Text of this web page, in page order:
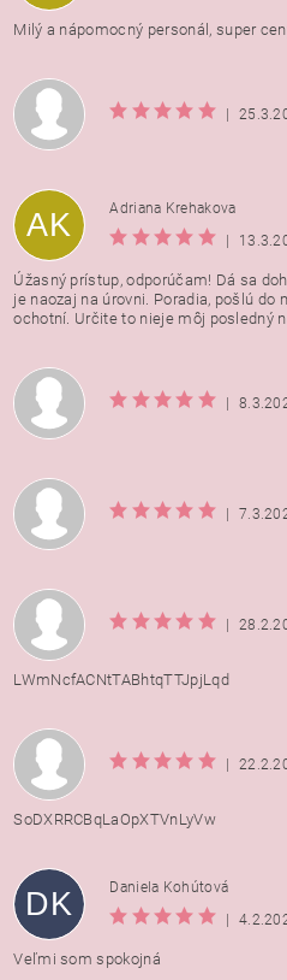
Milý a nápomocný personál, super
|
AK
Adriana Krehakova
|
Úžasný prístup, odporúčam! Dá sa
je naozaj na úrovni. Poradia, pošlú do
ochotní. Určite to nieje môj posledný
|
|
|
LWmNcfACNtTABhtqTTJpjLqd
|
SoDXRRCBqLaOpXTVnLyVw
DK
Daniela Kohútová
|
Veľmi som spokojná